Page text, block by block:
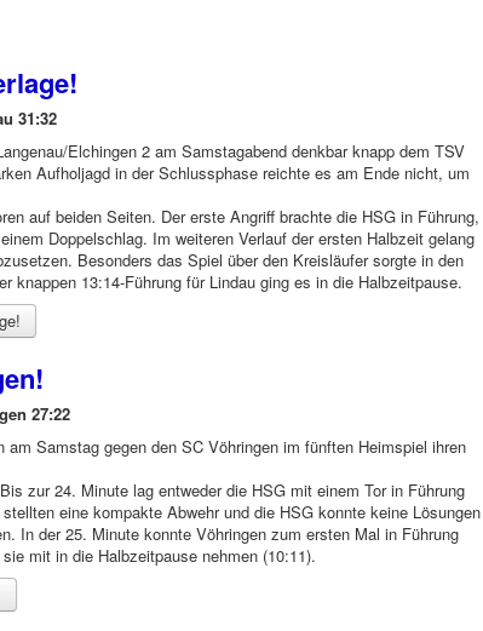
31:32
Elchingen 2 am Samstagabend denkbar knapp dem TSV
Aufholjagd in der Schlussphase reichte es am Ende nicht, um
auf beiden Seiten. Der erste Angriff brachte die HSG in Führung,
Doppelschlag. Im weiteren Verlauf der ersten Halbzeit gelang
Besonders das Spiel über den Kreisläufer sorgte in den
knappen 13:14-Führung für Lindau ging es in die Halbzeitpause.
27:22
Samstag gegen den SC Vöhringen im fünften Heimspiel ihren
zur 24. Minute lag entweder die HSG mit einem Tor in Führung
eine kompakte Abwehr und die HSG konnte keine Lösungen
In der 25. Minute konnte Vöhringen zum ersten Mal in Führung
mit in die Halbzeitpause nehmen (10:11).